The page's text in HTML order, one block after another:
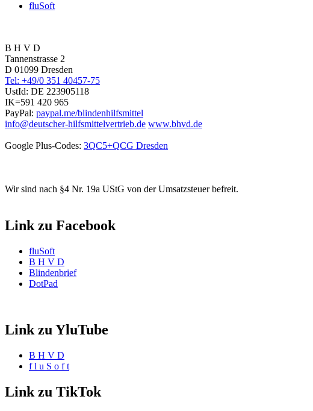
fluSoft
B H V D
Tannenstrasse 2
D 01099 Dresden
Tel: +49/0 351 40457-75
UstId: DE 223905118
IK=591 420 965
PayPal: paypal.me/blindenhilfsmittel
info@deutscher-hilfsmittelvertrieb.de www.bhvd.de
Google Plus-Codes: 3QC5+QCG Dresden
Wir sind nach §4 Nr. 19a UStG von der Umsatzsteuer befreit.
Link zu Facebook
fluSoft
B H V D
Blindenbrief
DotPad
Link zu YluTube
B H V D
f l u S o f t
Link zu TikTok